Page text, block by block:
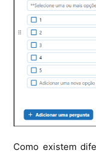
Como existem